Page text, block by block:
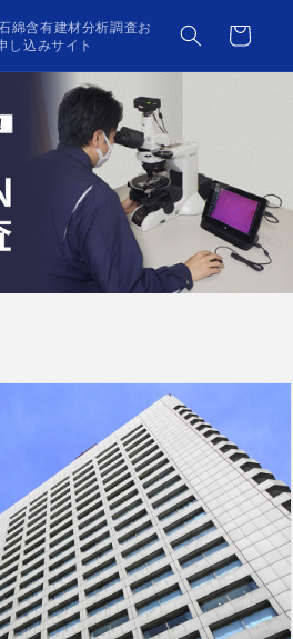
綿含有建材分析調査お
し込みサイト
ー